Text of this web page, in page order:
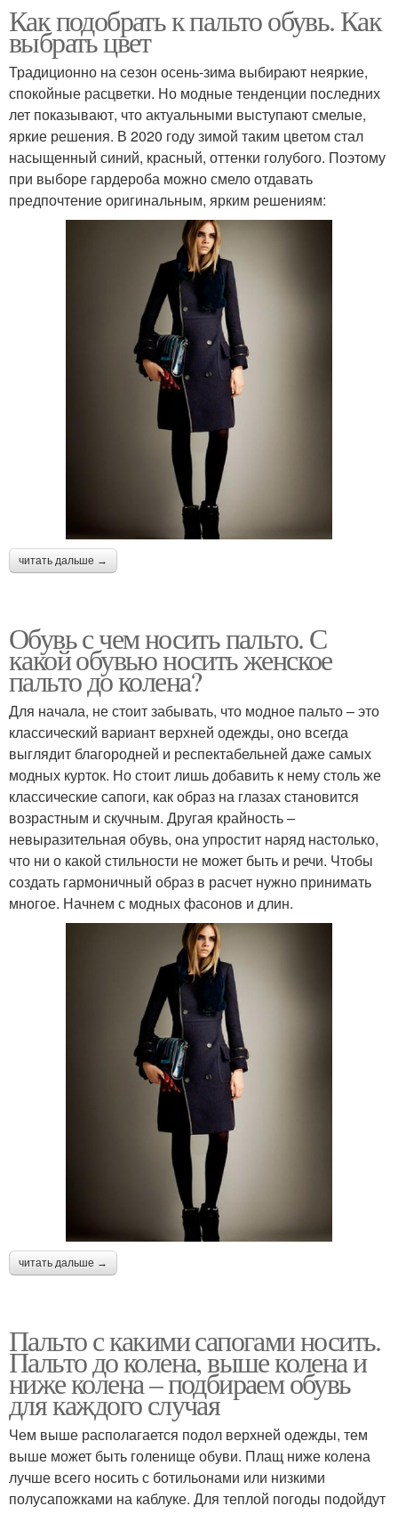
Как подобрать к пальто обувь. Как
выбрать цвет
Традиционно на сезон осень-зима выбирают неяркие,
спокойные расцветки. Но модные тенденции последних
лет показывают, что актуальными выступают смелые,
яркие решения. В 2020 году зимой таким цветом стал
насыщенный синий, красный, оттенки голубого. Поэтому
при выборе гардероба можно смело отдавать
предпочтение оригинальным, ярким решениям:
читать дальше →
Обувь с чем носить пальто. С
какой обувью носить женское
пальто до колена?
Для начала, не стоит забывать, что модное пальто – это
классический вариант верхней одежды, оно всегда
выглядит благородней и респектабельней даже самых
модных курток. Но стоит лишь добавить к нему столь же
классические сапоги, как образ на глазах становится
возрастным и скучным. Другая крайность –
невыразительная обувь, она упростит наряд настолько,
что ни о какой стильности не может быть и речи. Чтобы
создать гармоничный образ в расчет нужно принимать
многое. Начнем с модных фасонов и длин.
читать дальше →
Пальто с какими сапогами носить.
Пальто до колена, выше колена и
ниже колена – подбираем обувь
для каждого случая
Чем выше располагается подол верхней одежды, тем
выше может быть голенище обуви. Плащ ниже колена
лучше всего носить с ботильонами или низкими
полусапожками на каблуке. Для теплой погоды подойдут